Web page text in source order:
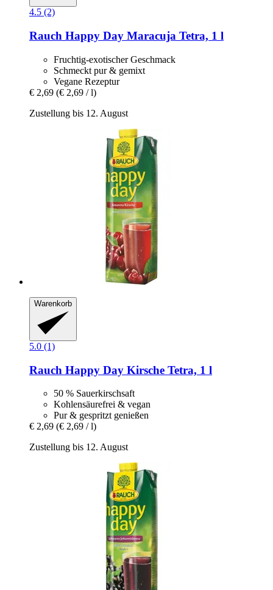
4.5 (2)
Rauch Happy Day Maracuja Tetra, 1 l
Fruchtig-exotischer Geschmack
Schmeckt pur & gemixt
Vegane Rezeptur
€ 2,69 (€ 2,69 / l)
Zustellung bis 12. August
Warenkorb
5.0 (1)
Rauch Happy Day Kirsche Tetra, 1 l
50 % Sauerkirschsaft
Kohlensäurefrei & vegan
Pur & gespritzt genießen
€ 2,69 (€ 2,69 / l)
Zustellung bis 12. August